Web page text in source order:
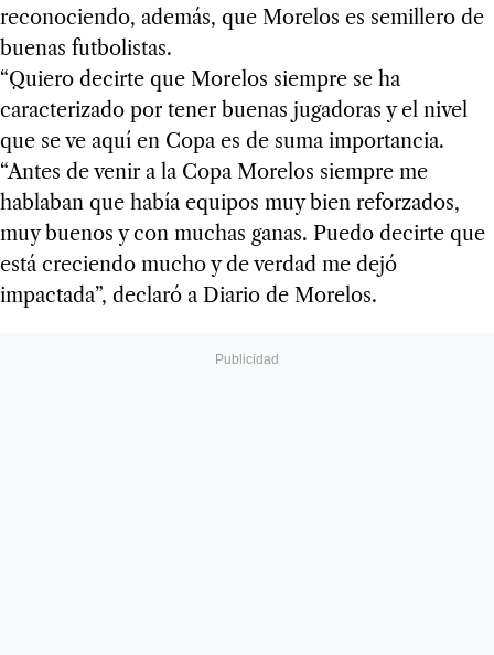
reconociendo, además, que Morelos es semillero de
buenas futbolistas.
“Quiero decirte que Morelos siempre se ha
caracterizado por tener buenas jugadoras y el nivel
que se ve aquí en Copa es de suma importancia.
“Antes de venir a la Copa Morelos siempre me
hablaban que había equipos muy bien reforzados,
muy buenos y con muchas ganas. Puedo decirte que
está creciendo mucho y de verdad me dejó
impactada”, declaró a Diario de Morelos.